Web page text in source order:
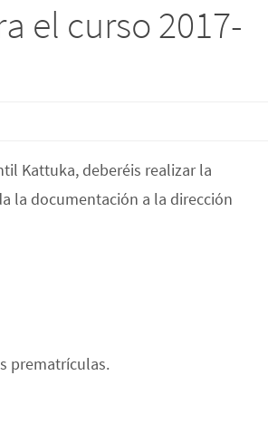
el curso 2017-
Kattuka, deberéis realizar la
la documentación a la dirección
prematrículas.